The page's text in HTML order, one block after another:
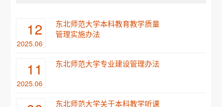
12
2025.06
东北师范大学本科教育教学质量
管理实施办法
11
2025.06
东北师范大学专业建设管理办法
东北师范大学关于本科教学听课